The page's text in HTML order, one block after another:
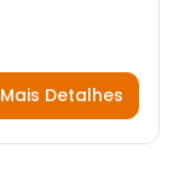
Mais Detalhes